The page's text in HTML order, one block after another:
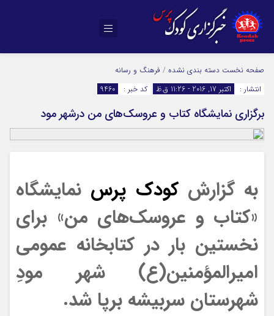
صفحه نخست دسته بندی نشده / فرهنگ و رسانه
انتشار :
اکتبر 17, 2016 - 11:26 ق.ظ کد خبر : 9460
برگزاری نمایشگاه کتاب و عروسک‌های من درشهر مود
به گزارشکودک پرس نمایشگاه
«کتاب و عروسک‌های من» برای
نخستین بار در کتابخانه عمومی
امیرالمؤمنین(ع) شهر مودِ
شهرستان سربیشه برپا شد.